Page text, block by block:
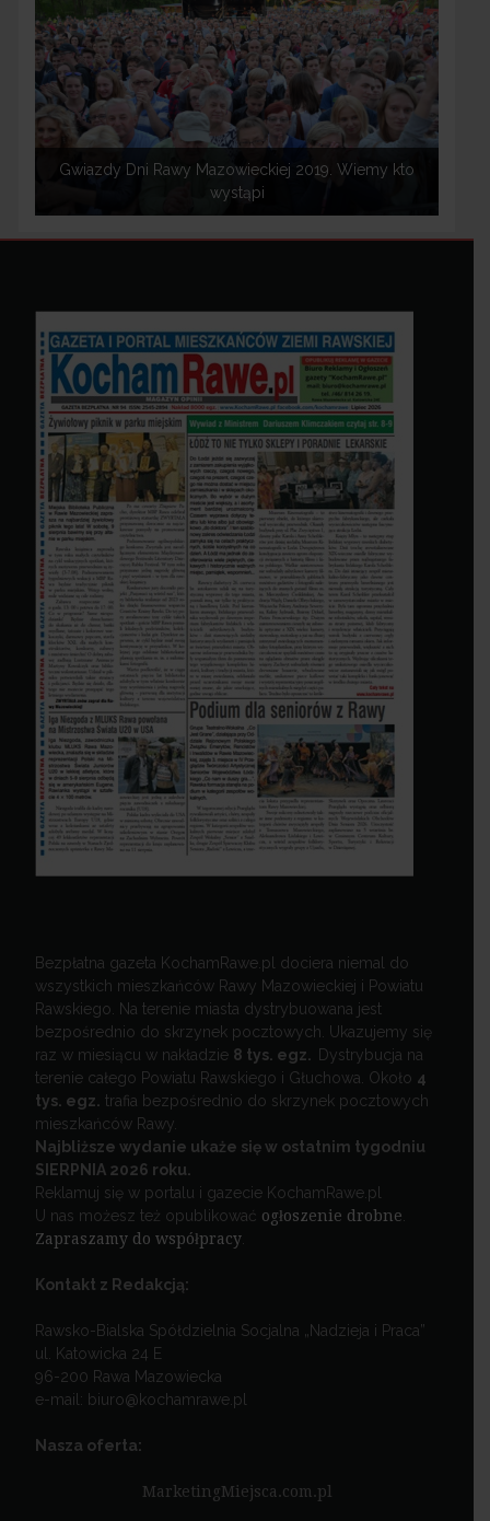
Gwiazdy Dni Rawy Mazowieckiej 2019. Wiemy kto
wystąpi
Bezpłatna gazeta KochamRawe.pl dociera niemal do
wszystkich mieszkańców Rawy Mazowieckiej i Powiatu
Rawskiego. Na terenie miasta dystrybuowana jest
bezpośrednio do skrzynek pocztowych. Ukazujemy się
raz w miesiącu w nakładzie 8 tys. egz. Dystrybucja na
terenie całego Powiatu Rawskiego i Głuchowa. Około 4
tys. egz. trafia bezpośrednio do skrzynek pocztowych
mieszkańców Rawy.
Najbliższe wydanie ukaże się w ostatnim tygodniu
SIERPNIA 2026 roku.
Reklamuj się w portalu i gazecie KochamRawe.pl
U nas możesz też opublikować ogłoszenie drobne.
Zapraszamy do współpracy.
Kontakt z Redakcją:
Rawsko-Bialska Spółdzielnia Socjalna „Nadzieja i Praca”
ul. Katowicka 24 E
96-200 Rawa Mazowiecka
e-mail: biuro@kochamrawe.pl
Nasza oferta:
MarketingMiejsca.com.pl